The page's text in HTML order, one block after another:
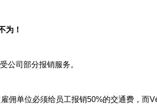
为！
公司部分报销服务。
佣单位必须给员工报销50%的交通费，而